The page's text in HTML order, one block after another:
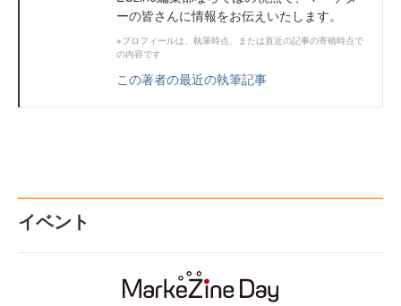
ーの皆さんに情報をお伝えいたします。
※プロフィールは、執筆時点、または直近の記事の寄稿時点で
の内容です
この著者の最近の執筆記事
イベント